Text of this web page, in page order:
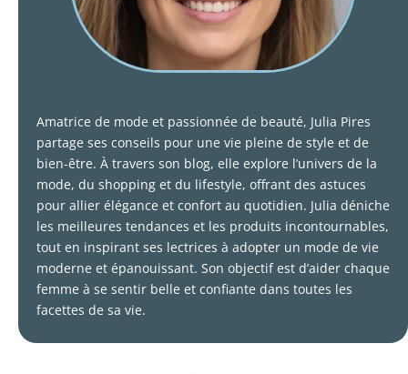
Amatrice de mode et passionnée de beauté, Julia Pires
partage ses conseils pour une vie pleine de style et de
bien-être. À travers son blog, elle explore l’univers de la
mode, du shopping et du lifestyle, offrant des astuces
pour allier élégance et confort au quotidien. Julia déniche
les meilleures tendances et les produits incontournables,
tout en inspirant ses lectrices à adopter un mode de vie
moderne et épanouissant. Son objectif est d’aider chaque
femme à se sentir belle et confiante dans toutes les
facettes de sa vie.